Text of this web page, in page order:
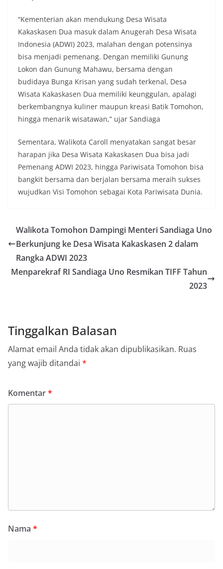
“Kementerian akan mendukung Desa Wisata
Kakaskasen Dua masuk dalam Anugerah Desa Wisata
Indonesia (ADWI) 2023, malahan dengan potensinya
bisa menjadi pemenang. Dengan memiliki Gunung
Lokon dan Gunung Mahawu, bersama dengan
budidaya Bunga Krisan yang sudah terkenal, Desa
Wisata Kakaskasen Dua memiliki keunggulan, apalagi
berkembangnya kuliner maupun kreasi Batik Tomohon,
hingga menarik wisatawan,” ujar Sandiaga
Sementara, Walikota Caroll menyatakan sangat besar
harapan jika Desa Wisata Kakaskasen Dua bisa jadi
Pemenang ADWI 2023, hingga Pariwisata Tomohon bisa
bangkit bersama dan berjalan bersama meraih sukses
wujudkan Visi Tomohon sebagai Kota Pariwisata Dunia.
Walikota Tomohon Dampingi Menteri Sandiaga Uno
Berkunjung ke Desa Wisata Kakaskasen 2 dalam
Rangka ADWI 2023
Menparekraf RI Sandiaga Uno Resmikan TIFF Tahun
2023
Tinggalkan Balasan
Alamat email Anda tidak akan dipublikasikan. Ruas
yang wajib ditandai *
Komentar*
Nama *